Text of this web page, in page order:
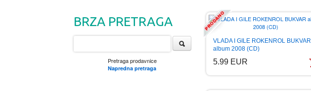
VLADA I GILE ROKENROL BUKVAR
album 2008 (CD)
5.99 EUR
BRZA PRETRAGA
Pretraga prodavnice
Napredna pretraga